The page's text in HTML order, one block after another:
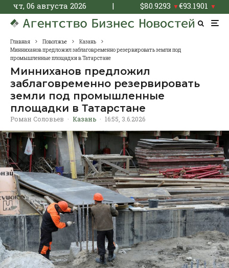
чт, 06 августа 2026 | $80.9293 ▼€93.1901 ▼
Главная Поволжье
Казань
Минниханов предложил заблаговременно резервировать земли под
промышленные площадки в Татарстане
Минниханов предложил
заблаговременно резервировать
земли под промышленные
площадки в Татарстане
Роман Соловьев · Казань · 16:55, 3.6.2026